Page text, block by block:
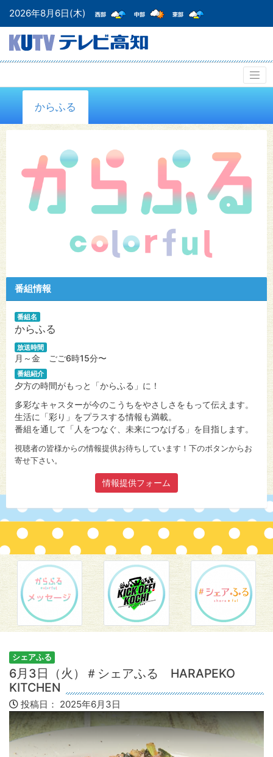
2026年8月6日(木)
からふる
番組情報
番組名
からふる
放送時間
月～金 ごご6時15分〜
番組紹介
夕方の時間がもっと「からふる」に！
多彩なキャスターが今のこうちをやさしさをもって伝えます。
生活に「彩り」をプラスする情報も満載。
番組を通して「人をつなぐ、未来につなげる」を目指します。
視聴者の皆様からの情報提供お待ちしています！下のボタンからお
寄せ下さい。
情報提供フォーム
シェアふる
6月3日（火）＃シェアふる HARAPEKO
KITCHEN
投稿日： 2025年6月3日